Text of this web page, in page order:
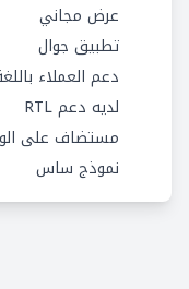
عرض مجاني
تطبيق جوال
دعم العملاء
لديه دعم RTL
مستضاف على
نموذج ساس